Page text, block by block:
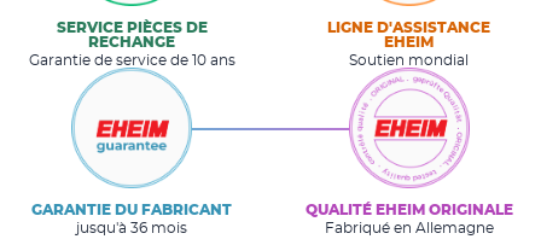
SERVICE PIÈCES DE
RECHANGE
Garantie de service de 10 ans
LIGNE D'ASSISTANCE
EHEIM
Soutien mondial
GARANTIE DU FABRICANT
jusqu'à 36 mois
QUALITÉ EHEIM ORIGINALE
Fabriqué en Allemagne